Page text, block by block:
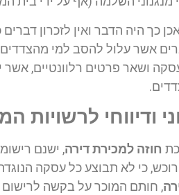
אכן כך היה הדבר ואין לזכרון
אשר עלול להסב למי
ושאר פרטים רלוונטיים, אשר
ודיווחי לרשויות
חוזה למכירת דירה, ישנם
כי לא תבוצע כל עסקה
, חותם המוכר על בקשה לרישום